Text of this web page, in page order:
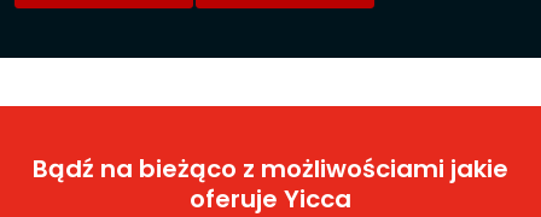
Bądź na bieżąco z możliwościami jakie
oferuje Yicca